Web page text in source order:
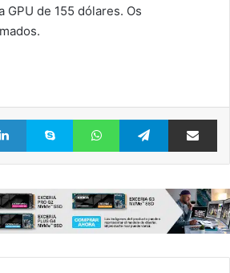
GPU de 155 dólares. Os
LinkedIn Skype WhatsAppTelegram